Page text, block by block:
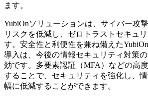
ます。
YubiOnソリューションは、サイバー攻
リスクを低減し、ゼロトラストセキュ
す。安全性と利便性を兼ね備えた
導入は、今後の情報セキュリティ対策
効です。多要素認証（MFA）などの高
することで、セキュリティを強化し、
幅に低減することができます。